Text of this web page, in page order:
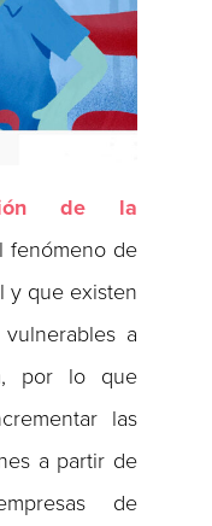
de la
fenómeno de
y que existen
a
por lo que
las
a partir de
de